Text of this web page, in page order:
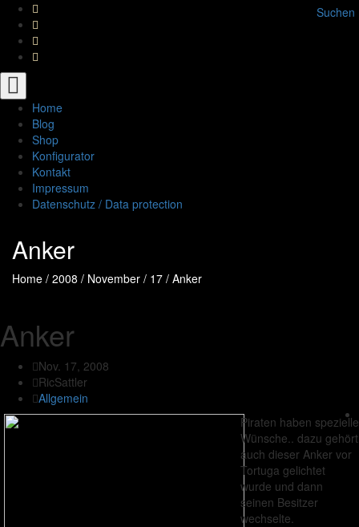
Suchen
Toggle
navigation
Home
Blog
Shop
Konfigurator
Kontakt
Impressum
Datenschutz / Data protection
Anker
Home / 2008 / November / 17 / Anker
Anker
Nov. 17, 2008
RicSattler
Allgemein
Piraten haben spezielle
Wünsche.. dazu gehört
auch dieser Anker vor
Tortuga gelichtet
wurde und dann
seinen Besitzer
wechselte.